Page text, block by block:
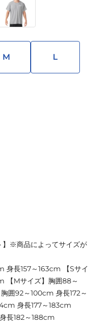
M L
】※商品によってサイズが
身長157～163cm 【Sサイ
【Mサイズ】胸囲88～
囲92～100cm 身長172～
身長177～183cm
長182～188cm